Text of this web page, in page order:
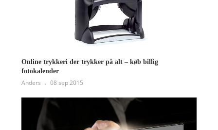
Online trykkeri der trykker på alt – køb billig
fotokalender
Anders 08 sep 2015